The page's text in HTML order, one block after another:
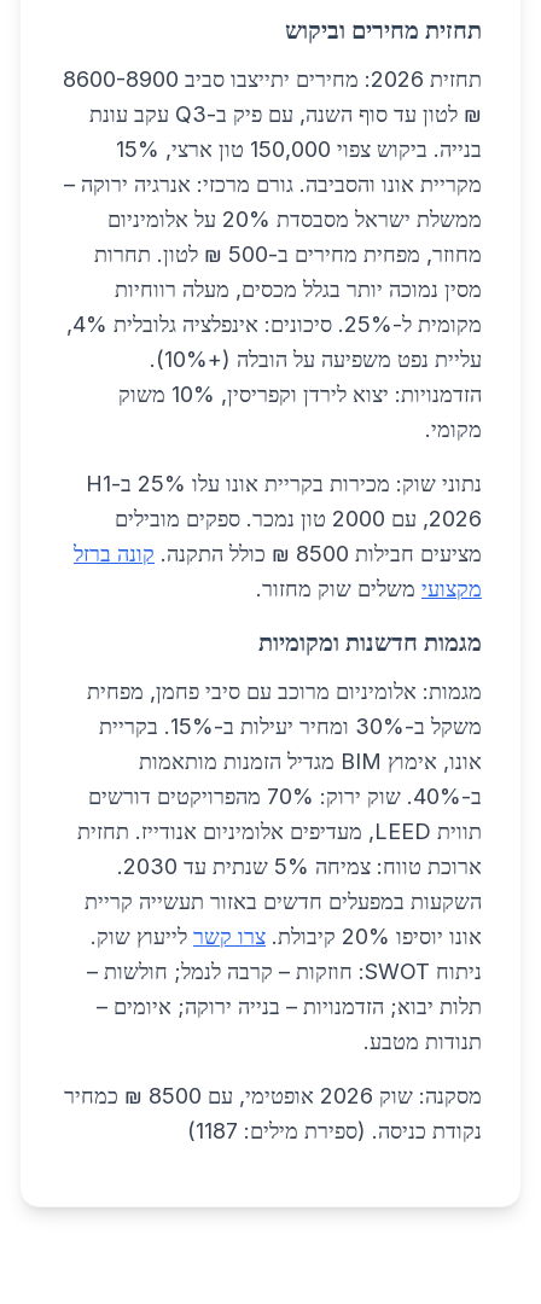
תחזית מחירים וביקוש
תחזית 2026: מחירים יתייצבו סביב 8600-8900
₪ לטון עד סוף השנה, עם פיק ב-Q3 עקב עונת
בנייה. ביקוש צפוי 150,000 טון ארצי, 15%
מקריית אונו והסביבה. גורם מרכזי: אנרגיה ירוקה –
ממשלת ישראל מסבסדת 20% על אלומיניום
מחוזר, מפחית מחירים ב-500 ₪ לטון. תחרות
מסין נמוכה יותר בגלל מכסים, מעלה רווחיות
מקומית ל-25%. סיכונים: אינפלציה גלובלית 4%,
עליית נפט משפיעה על הובלה (+10%).
הזדמנויות: יצוא לירדן וקפריסין, 10% משוק
מקומי.
נתוני שוק: מכירות בקריית אונו עלו 25% ב-H1
2026, עם 2000 טון נמכר. ספקים מובילים
מציעים חבילות 8500 ₪ כולל התקנה.
קונה ברזל
מקצועי משלים שוק מחזור.
מגמות חדשנות ומקומיות
מגמות: אלומיניום מרוכב עם סיבי פחמן, מפחית
משקל ב-30% ומחיר יעילות ב-15%. בקריית
אונו, אימוץ BIM מגדיל הזמנות מותאמות
ב-40%. שוק ירוק: 70% מהפרויקטים דורשים
תווית LEED, מעדיפים אלומיניום אנודייז. תחזית
ארוכת טווח: צמיחה 5% שנתית עד 2030.
השקעות במפעלים חדשים באזור תעשייה קריית
אונו יוסיפו 20% קיבולת.
צרו קשר לייעוץ שוק.
ניתוח SWOT: חוזקות – קרבה לנמל; חולשות –
תלות יבוא; הזדמנויות – בנייה ירוקה; איומים –
תנודות מטבע.
מסקנה: שוק 2026 אופטימי, עם 8500 ₪ כמחיר
נקודת כניסה. (ספירת מילים: 1187)